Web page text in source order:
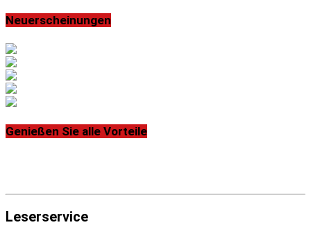
Neuerscheinungen
Genießen Sie alle Vorteile
Leserservice